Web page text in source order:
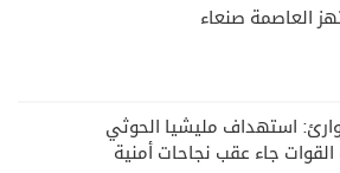
تهز العاصمة صنعاء
استهداف مليشيا الحوثي
جاء عقب نجاحات أمنية